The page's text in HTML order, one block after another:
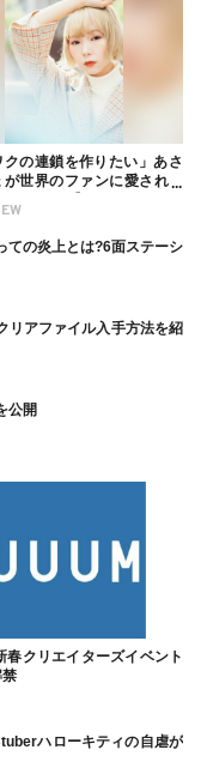
クの連鎖を作りたい」あさ
が世界のファンに愛される
ての炎上とは?6面ステーシ
リアファイル入手方法を紹
公開
春クリエイターズイベント
ハローキティの自虐が